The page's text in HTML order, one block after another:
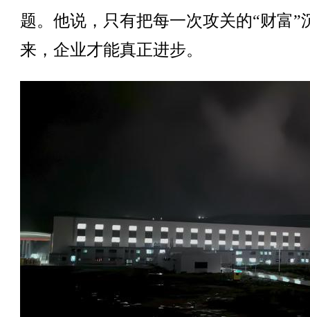
题。他说，只有把每一次攻关的“财富”
来，企业才能真正进步。